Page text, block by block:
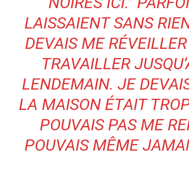
LAISSAIENT SANS
DEVAIS ME
TRAVAILLER
LENDEMAIN. JE
LA MAISON ÉTAIT
POUVAIS PAS ME
POUVAIS MÊME